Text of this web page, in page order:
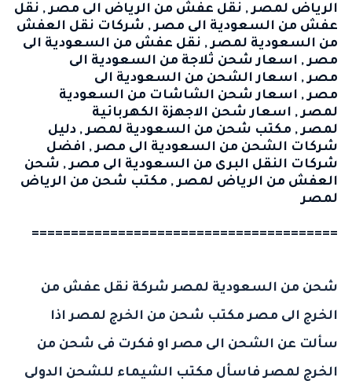
الرياض لمصر, نقل عفش من الرياض الى مصر, نقل
عفش من السعودية الى مصر, شركات نقل العفش
من السعودية لمصر, نقل عفش من السعودية الى
مصر, اسعار شحن ثلاجة من السعودية الى
مصر, اسعار الشحن من السعودية الى
مصر, اسعار شحن الشاشات من السعودية
لمصر, اسعار شحن الاجهزة الكهربائية
لمصر, مكتب شحن من السعودية لمصر, دليل
شركات الشحن من السعودية الى مصر, افضل
شركات النقل البرى من السعودية الى مصر, شحن
العفش من الرياض لمصر, مكتب شحن من الرياض
لمصر
=======================================
شحن من السعودية لمصر شركة نقل عفش من
الخرج الى مصر مكتب شحن من الخرج لمصراذا
سألت عن الشحن الى مصر او فكرت فى شحن من
الخرج لمصر فاسأل مكتب الشيماء للشحن الدولى